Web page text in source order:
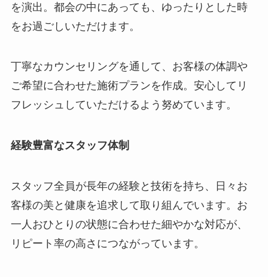
を演出。都会の中にあっても、ゆったりとした時
をお過ごしいただけます。
丁寧なカウンセリングを通して、お客様の体調や
ご希望に合わせた施術プランを作成。安心してリ
フレッシュしていただけるよう努めています。
経験豊富なスタッフ体制
スタッフ全員が長年の経験と技術を持ち、日々お
客様の美と健康を追求して取り組んでいます。お
一人おひとりの状態に合わせた細やかな対応が、
リピート率の高さにつながっています。